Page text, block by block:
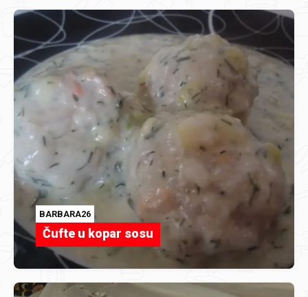
BARBARA26
Čufte u kopar sosu